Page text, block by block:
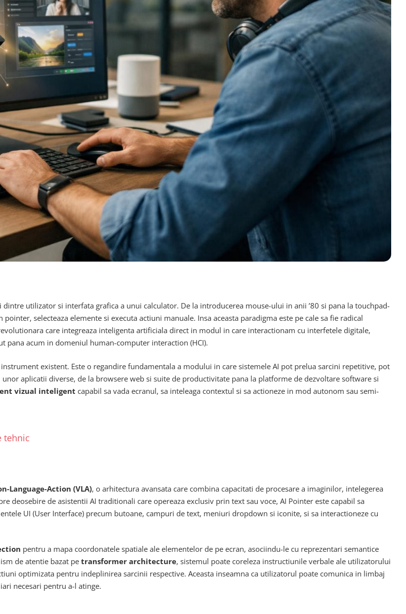
utilizator si interfata grafica a unui calculator. De la introducerea mouse-ului in anii ’80 si pana la touchpad-
selecteaza elemente si executa actiuni manuale. Insa aceasta paradigma este pe cale sa fie radical
care integreaza inteligenta artificiala direct in modul in care interactionam cu interfetele digitale,
pana acum in domeniul human-computer interaction (HCI).
existent. Este o regandire fundamentala a modului in care sistemele AI pot prelua sarcini repetitive, pot
aplicatii diverse, de la browsere web si suite de productivitate pana la platforme de dezvoltare software si
vizual inteligent capabil sa vada ecranul, sa inteleaga contextul si sa actioneze in mod autonom sau semi-
tehnic
Language-Action (VLA), o arhitectura avansata care combina capacitati de procesare a imaginilor, intelegerea
deosebire de asistentii AI traditionali care opereaza exclusiv prin text sau voce, AI Pointer este capabil sa
UI (User Interface) precum butoane, campuri de text, meniuri dropdown si iconite, si sa interactioneze cu
pentru a mapa coordonatele spatiale ale elementelor de pe ecran, asociindu-le cu reprezentari semantice
de atentie bazat pe transformer architecture, sistemul poate coreleza instructiunile verbale ale utilizatorului
optimizata pentru indeplinirea sarcinii respective. Aceasta inseamna ca utilizatorul poate comunica in limbaj
necesari pentru a-l atinge.